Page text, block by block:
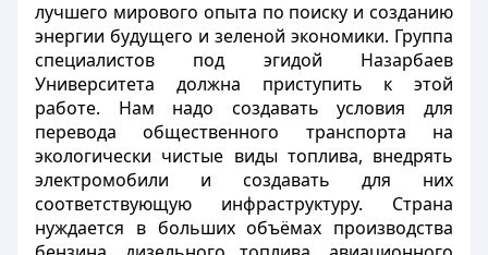
лучшего мирового опыта по поиску и созданию
энергии будущего и зеленой экономики. Группа
специалистов под эгидой Назарбаев
Университета должна приступить к этой
работе. Нам надо создавать условия для
перевода общественного транспорта на
экологически чистые виды топлива, внедрять
электромобили и создавать для них
соответствующую инфраструктуру. Страна
нуждается в больших объёмах производства